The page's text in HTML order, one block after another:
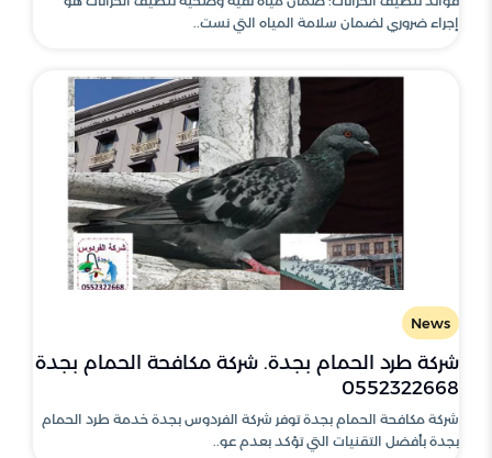
إجراء ضروري لضمان سلامة المياه التي نست..
News
شركة طرد الحمام بجدة. شركة مكافحة الحمام بجدة
0552322668
شركة مكافحة الحمام بجدة توفر شركة الفردوس بجدة خدمة طرد الحمام
بجدة بأفضل التقنيات التي تؤكد بعدم عو..